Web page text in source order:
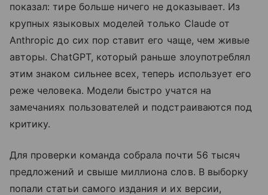
показал: тире больше ничего не доказывает. Из
крупных языковых моделей только Claude от
Anthropic до сих пор ставит его чаще, чем живые
авторы. ChatGPT, который раньше злоупотреблял
этим знаком сильнее всех, теперь использует его
реже человека. Модели быстро учатся на
замечаниях пользователей и подстраиваются под
критику.
Для проверки команда собрала почти 56 тысяч
предложений и свыше миллиона слов. В выборку
попали статьи самого издания и их версии,